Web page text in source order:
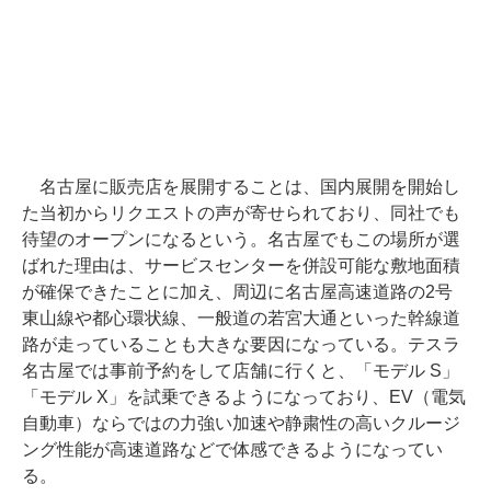
名古屋に販売店を展開することは、国内展開を開始し
た当初からリクエストの声が寄せられており、同社でも
待望のオープンになるという。名古屋でもこの場所が選
ばれた理由は、サービスセンターを併設可能な敷地面積
が確保できたことに加え、周辺に名古屋高速道路の2号
東山線や都心環状線、一般道の若宮大通といった幹線道
路が走っていることも大きな要因になっている。テスラ
名古屋では事前予約をして店舗に行くと、「モデル S」
「モデル X」を試乗できるようになっており、EV（電気
自動車）ならではの力強い加速や静粛性の高いクルージ
ング性能が高速道路などで体感できるようになってい
る。